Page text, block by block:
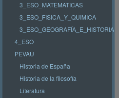
3_ESO_MATEMATICAS
3_ESO_FISICA_Y_QUIMICA
3_ESO_GEOGRAFÍA_E_HISTORIA
4_ESO
PEVAU
Historia de España
Historia de la filosofía
Literatura